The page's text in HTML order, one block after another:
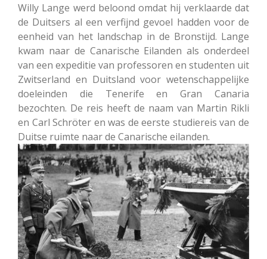
Willy Lange werd beloond omdat hij verklaarde dat
de Duitsers al een verfijnd gevoel hadden voor de
eenheid van het landschap in de Bronstijd. Lange
kwam naar de Canarische Eilanden als onderdeel
van een expeditie van professoren en studenten uit
Zwitserland en Duitsland voor wetenschappelijke
doeleinden die Tenerife en Gran Canaria
bezochten. De reis heeft de naam van Martin Rikli
en Carl Schröter en was de eerste studiereis van de
Duitse ruimte naar de Canarische eilanden.